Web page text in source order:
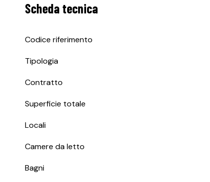
Scheda tecnica
Codice riferimento
Tipologia
Contratto
Superficie totale
Locali
Camere da letto
Bagni